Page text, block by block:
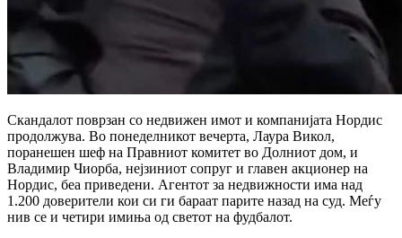
Скандалот поврзан со недвижен имот и компанијата Нордис
продолжува. Во понеделникот вечерта, Лаура Викол,
поранешен шеф на Правниот комитет во Долниот дом, и
Владимир Чиорба, нејзиниот сопруг и главен акционер на
Нордис, беа приведени. Агентот за недвижности има над
1.200 доверители кои си ги бараат парите назад на суд. Меѓу
нив се и четири имиња од светот на фудбалот.